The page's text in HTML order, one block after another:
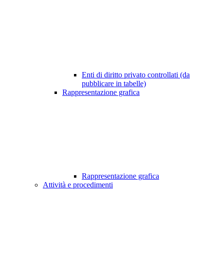
Enti di diritto privato controllati (da
pubblicare in tabelle)
Rappresentazione grafica
Rappresentazione grafica
Attività e procedimenti